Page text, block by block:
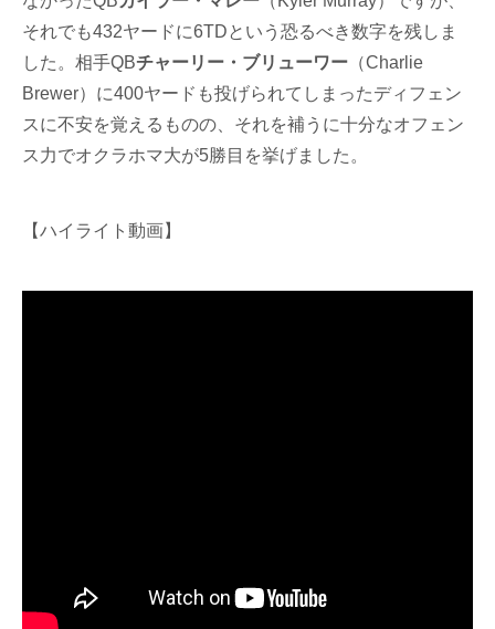
それでも432ヤードに6TDという恐るべき数字を残しま
した。相手QBチャーリー・ブリューワー （Charlie
Brewer）に400ヤードも投げられてしまったディフェン
スに不安を覚えるものの、それを補うに十分なオフェン
ス力でオクラホマ大が5勝目を挙げました。
【ハイライト動画】